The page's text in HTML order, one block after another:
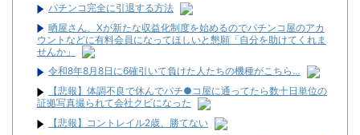
パチンコ完全に引退する方法
晒屋さん、Xが新たな収益化制度を始めるのでパチンコ屋のアカ
ウントなどに有料会員になってほしいと懇願「自分を助けてくれま
せんか」
令和8年8月8日に6確引いて負けた人たちの機種がこちら…
【悲報】体調不良で休んでパチ●コ屋に通ってたら数十日単位の
証拠写真撮られて会社クビになった
【悲報】コントレイル2歳、勝てない